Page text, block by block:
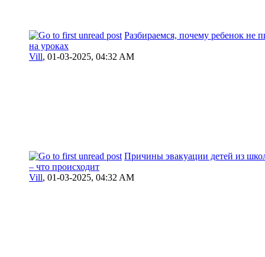
Разбираемся, почему ребенок не
на уроках
Vill, 01-03-2025, 04:32 AM
Причины эвакуации детей из
– что происходит
Vill, 01-03-2025, 04:32 AM